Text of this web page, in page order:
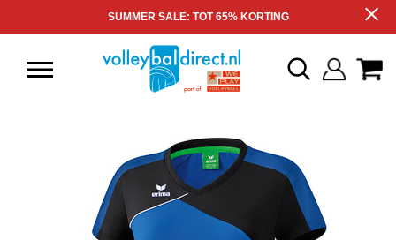
SUMMER SALE: TOT 65% KORTING